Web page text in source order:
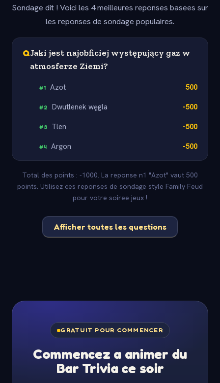
Sondage dit ! Voici les 4 meilleures reponses basees sur
les reponses de sondage populaires.
QJaki jest najobficiej występujący gaz w
atmosferze Ziemi?
#1 Azot 500
#2 Dwutlenek węgla -500
#3 Tlen -500
#4 Argon -500
Total des points : -1000. La reponse n1 "Azot" vaut 500
points. Utilisez ces reponses de sondage style Family Feud
pour votre soiree jeux !
Afficher toutes les questions
GRATUIT POUR COMMENCER
Commencez a animer du
Bar Trivia ce soir